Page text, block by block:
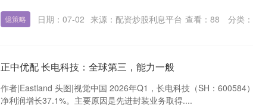
億策略 日期：07-02 来源：配资炒股利息平台 查看： 88 分类：
正中优配 长电科技：全球第三，能力一般
作者|Eastland 头图|视觉中国 2026年Q1，长电科技（SH：600584
净利润增长37.1%。主要原因是先进封装业务取得....